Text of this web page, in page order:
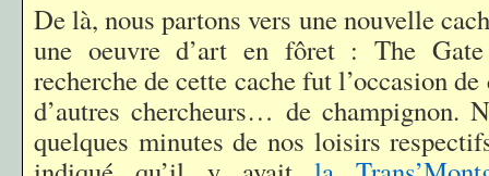
De là, nous partons vers une nouvelle
une oeuvre d’art en fôret : The
recherche de cette cache fut l’occasion
d’autres chercheurs… de champignon.
quelques minutes de nos loisirs